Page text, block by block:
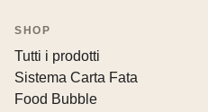
SHOP
Tutti i prodotti
Sistema Carta Fata
Food Bubble